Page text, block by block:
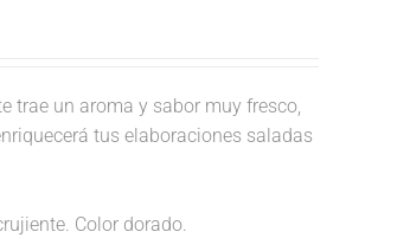
trae un aroma y sabor muy fresco,
tus elaboraciones saladas
Color dorado.